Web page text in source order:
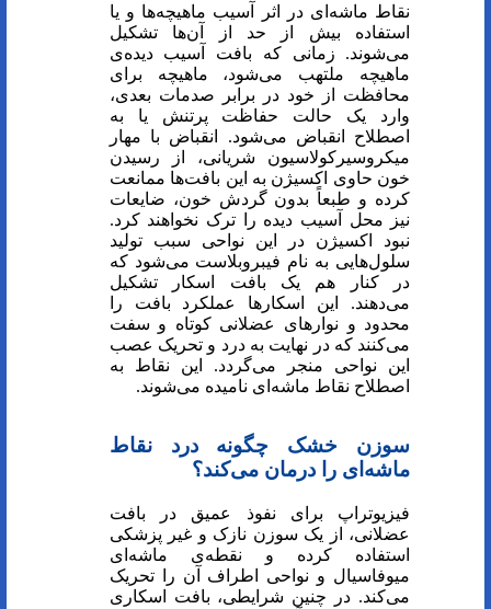
نقاط ماشه‌ای در اثر آسیب ماهیچه‌ها و یا
استفاده بیش از حد از آن‌ها تشکیل
می‌شوند. زمانی که بافت آسیب دیده‌ی
ماهیچه ملتهب می‌شود، ماهیچه برای
محافظت از خود در برابر صدمات بعدی،
وارد یک حالت حفاظت پرتنش یا به
اصطلاح انقباض می‌شود. انقباض با مهار
میکروسیرکولاسیون شریانی، از رسیدن
خون حاوی اکسیژن به این بافت‌ها ممانعت
کرده و طبعاً بدون گردش خون، ضایعات
نیز محل آسیب دیده را ترک نخواهند کرد.
نبود اکسیژن در این نواحی سبب تولید
سلول‌هایی به نام فیبروبلاست می‌شود که
در کنار هم یک بافت اسکار تشکیل
می‌دهند. این اسکار‌ها عملکرد بافت را
محدود و نوار‌های عضلانی کوتاه و سفت
می‌کنند که در نهایت به درد و تحریک عصب
این نواحی منجر می‌گردد. این نقاط به
اصطلاح نقاط ماشه‌ای نامیده می‌شوند.
سوزن خشک چگونه درد نقاط
ماشه‌ای را درمان می‌کند؟
فیزیوتراپ برای نفوذ عمیق در بافت
عضلانی، از یک سوزن نازک و غیر پزشکی
استفاده کرده و نقطه‌ی ماشه‌ای
میوفاسیال و نواحی اطراف آن را تحریک
می‌کند. در چنین شرایطی، بافت اسکاری